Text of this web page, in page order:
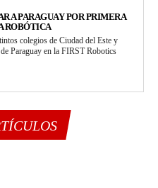
A PARAGUAY POR PRIMERA
ROBÓTICA
colegios de Ciudad del Este y
Paraguay en la FIRST Robotics